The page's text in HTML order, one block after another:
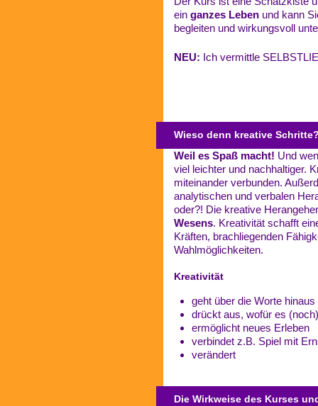
ein ganzes Leben und kann
begleiten und wirkungsvoll
NEU: Ich vermittle
Wieso denn kreative
Weil es Spaß macht! Und
viel leichter und nachhaltiger.
miteinander verbunden.
analytischen und verbalen
oder?! Die kreative
Wesens. Kreativität schafft
Kräften, brachliegenden
Wahlmöglichkeiten.
Kreativität
geht über die Worte hinaus
drückt aus, wofür es
ermöglicht neues Erleben
verbindet z.B. Spiel mit
verändert
Die Wirkweise des Kurses